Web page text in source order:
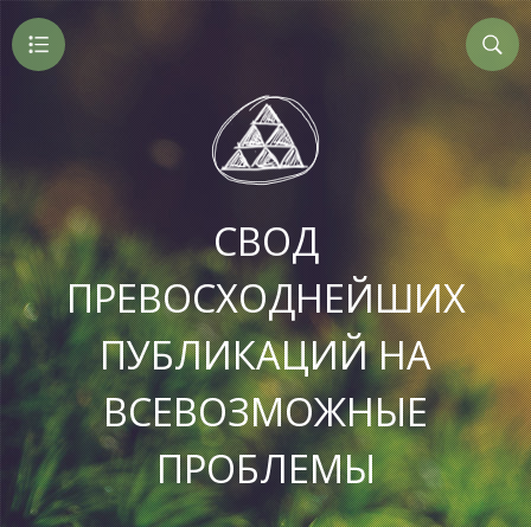
СВОД
ПРЕВОСХОДНЕЙШИХ
ПУБЛИКАЦИЙ НА
ВСЕВОЗМОЖНЫЕ
ПРОБЛЕМЫ